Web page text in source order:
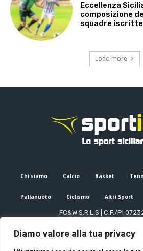
Diamo valore alla tua privacy
Eccellenza
composizione
squadre iscritte
Load more
Chi siamo Calcio Basket
Pallanuoto Ciclismo Altri Sport
FC&W S.R.L.S | C.F./PI
Editore e direttore responsabile: